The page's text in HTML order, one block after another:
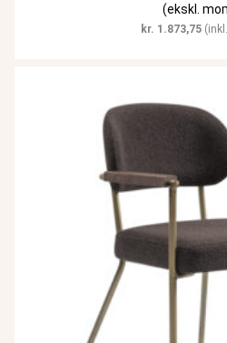
(ekskl.
kr. 1.873,75